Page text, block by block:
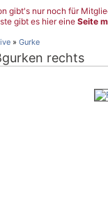
gibt's nur noch für
gibt es hier eineSeite
» Gurke
rechts